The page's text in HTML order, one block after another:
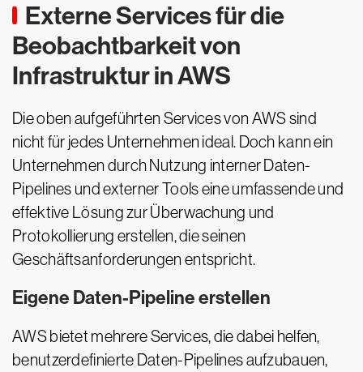
Externe Services für die
Beobachtbarkeit von
Infrastruktur in AWS
Die oben aufgeführten Services von AWS sind
nicht für jedes Unternehmen ideal. Doch kann ein
Unternehmen durch Nutzung interner Daten-
Pipelines und externer Tools eine umfassende und
effektive Lösung zur Überwachung und
Protokollierung erstellen, die seinen
Geschäftsanforderungen entspricht.
Eigene Daten-Pipeline erstellen
AWS bietet mehrere Services, die dabei helfen,
benutzerdefinierte Daten-Pipelines aufzubauen,